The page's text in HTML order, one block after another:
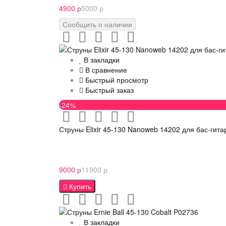
4900 р5000 р
Сообщить о наличии
В закладки
В сравнение
Быстрый просмотр
Быстрый заказ
-24%
Струны Elixir 45-130 Nanoweb 14202 для бас-
9000 р11900 р
Купить
В закладки